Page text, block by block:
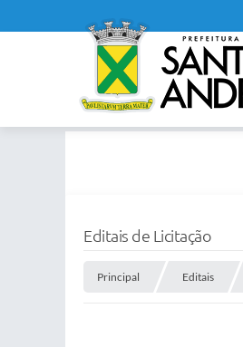
Editais de Licitação
Principal Editais